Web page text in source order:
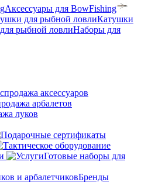
Аксессуары для BowFishing
Катушки
Наборы для
аксессуаров
арбалетов
луков
Готовые наборы для
Бренды